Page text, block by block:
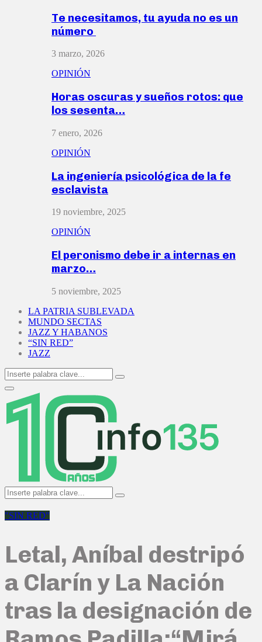
Te necesitamos, tu ayuda no es un
número
3 marzo, 2026
OPINIÓN
Horas oscuras y sueños rotos: que
los sesenta…
7 enero, 2026
OPINIÓN
La ingeniería psicológica de la fe
esclavista
19 noviembre, 2025
OPINIÓN
El peronismo debe ir a internas en
marzo…
5 noviembre, 2025
LA PATRIA SUBLEVADA
MUNDO SECTAS
JAZZ Y HABANOS
“SIN RED”
JAZZ
Search
for:
Search
Primary
Menu
Search
for:
Search
"SIN RED"
Letal, Aníbal destripó
a Clarín y La Nación
tras la designación de